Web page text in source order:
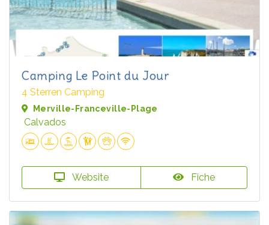
Camping Le Point du Jour
4 Sterren Camping
Merville-Franceville-Plage
Calvados
Website Fiche